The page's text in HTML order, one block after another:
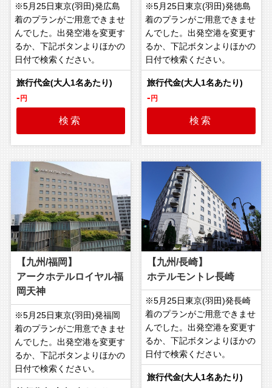
-円
※5月25日東京(羽田)発広島
着のプランがご用意できませ
んでした。出発空港を変更す
るか、下記ボタンよりほかの
日付で検索ください。
検索
-円
※5月25日東京(羽田)発徳島
着のプランがご用意できませ
んでした。出発空港を変更す
るか、下記ボタンよりほかの
日付で検索ください。
検索
【九州/福岡】
アークホテルロイヤル福
岡天神
※5月25日東京(羽田)発福岡
着のプランがご用意できませ
んでした。出発空港を変更す
るか、下記ボタンよりほかの
日付で検索ください。
【九州/長崎】
ホテルモントレ長崎
※5月25日東京(羽田)発長崎
着のプランがご用意できませ
んでした。出発空港を変更す
るか、下記ボタンよりほかの
日付で検索ください。